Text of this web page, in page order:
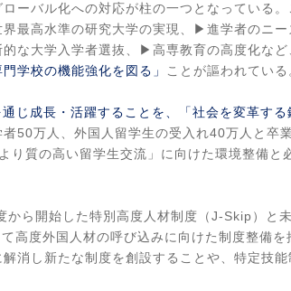
ーバル化への対応が柱の一つとなっている
最高水準の研究大学の実現、▶進学者のニー
な大学入学者選抜、▶高専教育の高度化など
学校の機能強化を図る」
ことが謳われている
じ成長・活躍することを、「社会を変革する
者50万人、外国人留学生の受入れ40万人と卒
り質の高い留学生交流」に向けた環境整備と
から開始した特別高度人材制度（J-Skip）と
高度外国人材の呼び込みに向けた制度整備を
消し新たな制度を創設することや、特定技